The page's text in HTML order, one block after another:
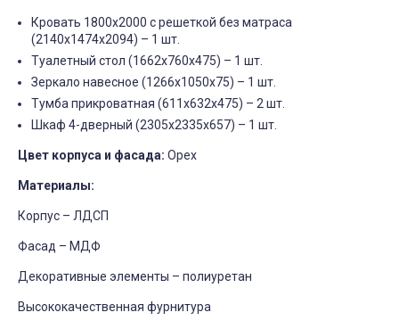
Кровать 1800х2000 с решеткой без матраса
(2140х1474х2094) – 1 шт.
Туалетный стол (1662х760х475) – 1 шт.
Зеркало навесное (1266х1050х75) – 1 шт.
Тумба прикроватная (611х632х475) – 2 шт.
Шкаф 4-дверный (2305х2335х657) – 1 шт.
Цвет корпуса и фасада: Орех
Материалы:
Корпус – ЛДСП
Фасад – МДФ
Декоративные элементы – полиуретан
Высококачественная фурнитура